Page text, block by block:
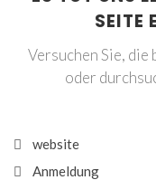
SEITE
Versuchen Sie,
oder
website
Anmeldung